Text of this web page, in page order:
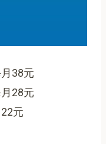
38元
28元
元